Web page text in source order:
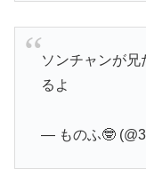
ソンチャンが兄
るよ
— ものふ🤓